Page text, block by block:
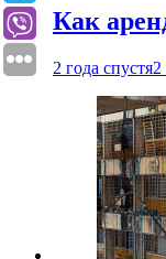
Как
2 года спустя2